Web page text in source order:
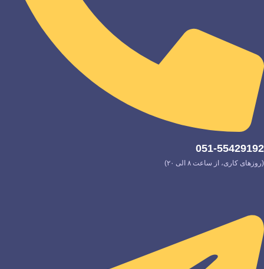
051-55429192
(روزهای کاری، از ساعت ۸ الی ۲۰)